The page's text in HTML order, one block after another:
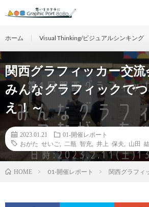
ホーム Visual Thinking/ビジュアルシンキング
関西グラフィッカー交
みんなグラフィックで
え！～
2023.01.21
01-開催レポート
おがた せいご
二瓶 智充 井上 保夫 山田
HOME 01-開催レポート 関西グラフィ